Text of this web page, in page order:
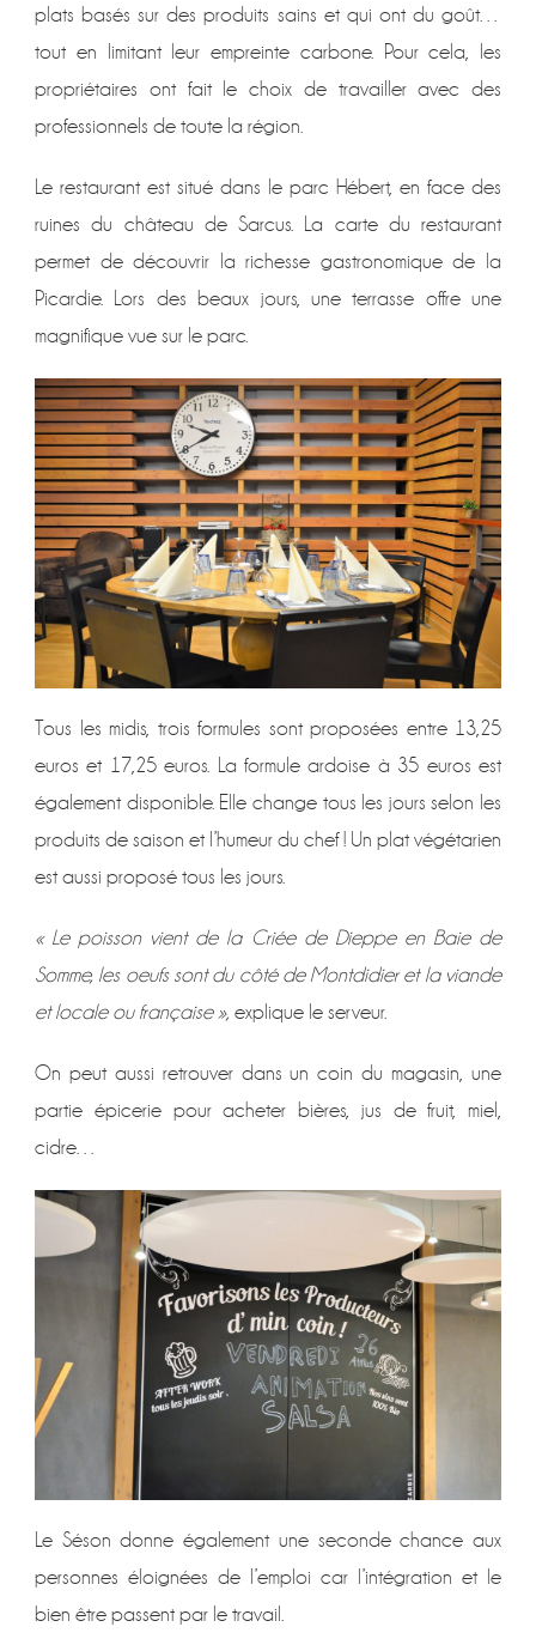
plats basés sur des produits sains et qui ont du goût…
tout en limitant leur empreinte carbone. Pour cela, les
propriétaires ont fait le choix de travailler avec des
professionnels de toute la région.
Le restaurant est situé dans le parc Hébert, en face des
ruines du château de Sarcus. La carte du restaurant
permet de découvrir la richesse gastronomique de la
Picardie. Lors des beaux jours, une terrasse offre une
magnifique vue sur le parc.
Tous les midis, trois formules sont proposées entre 13,25
euros et 17,25 euros. La formule ardoise à 35 euros est
également disponible. Elle change tous les jours selon les
produits de saison et l’humeur du chef ! Un plat végétarien
est aussi proposé tous les jours.
« Le poisson vient de la Criée de Dieppe en Baie de
Somme, les oeufs sont du côté de Montdidier et la viande
et locale ou française », explique le serveur.
On peut aussi retrouver dans un coin du magasin, une
partie épicerie pour acheter bières, jus de fruit, miel,
cidre…
Le Séson donne également une seconde chance aux
personnes éloignées de l’emploi car l’intégration et le
bien être passent par le travail.